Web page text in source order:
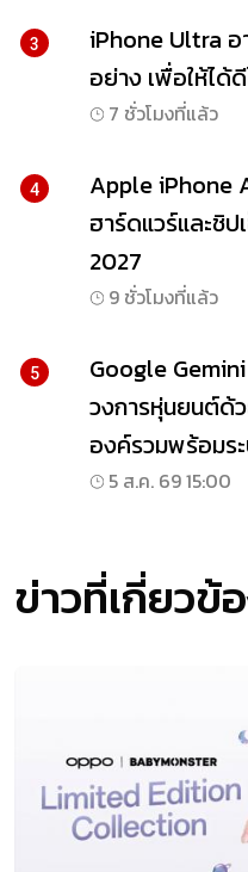
3
iPhone Ultra
อย่าง เพื่อให้ได้
7 ชั่วโมงที่แล้ว
4
Apple iPhone
ฮาร์ดแวร์และชิ
2027
9 ชั่วโมงที่แล้ว
5
Google
วงการหุ่นยนต์ด้
องค์รวมพร้อมร
5 ส.ค. 69 15:00
ข่าวที่เกี่ยวข้